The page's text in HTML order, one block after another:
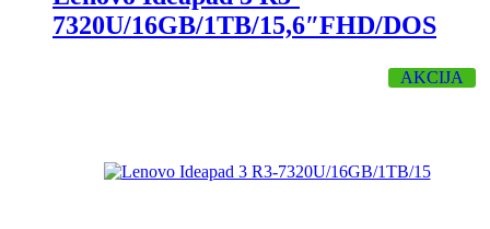
7320U/16GB/1TB/15,6″FHD/DOS
AKCIJA